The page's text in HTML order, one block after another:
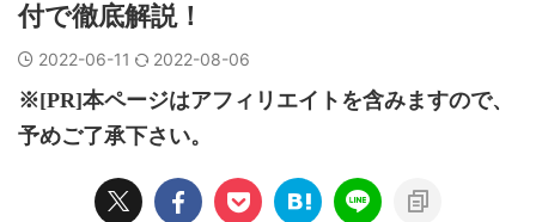
付で徹底解説！
2022-06-11 2022-08-06
※[PR]本ページはアフィリエイトを含みますので、
予めご了承下さい。